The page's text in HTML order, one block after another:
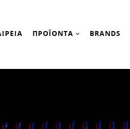
ΠΡΟΪΟΝΤΑ BRANDS